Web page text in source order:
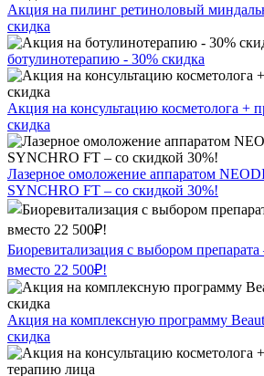
Акция на пилинг ретиноловый
скидка
ботулинотерапию - 30% скидка
Акция на консультацию косметолога +
скидка
Лазерное омоложение аппаратом
SYNCHRO FT – со скидкой 30%!
Биоревитализация с выбором препарата
вместо 22 500₽!
Акция на комплексную программу
скидка